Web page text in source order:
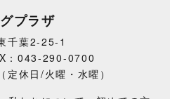
プラザ
千葉2-25-1
043-290-0700
休日/火曜・水曜）